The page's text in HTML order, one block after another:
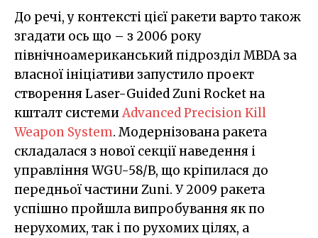
До речі, у контексті цієї ракети варто також
згадати ось що – з 2006 року
північноамериканський підрозділ MBDA за
власної ініціативи запустило проект
створення Laser-Guided Zuni Rocket на
кшталт системиAdvanced Precision Kill
Weapon System. Модернізована ракета
складалася з нової секції наведення і
управління WGU-58/B, що кріпилася до
передньої частини Zuni. У 2009 ракета
успішно пройшла випробування як по
нерухомих, так і по рухомих цілях, а